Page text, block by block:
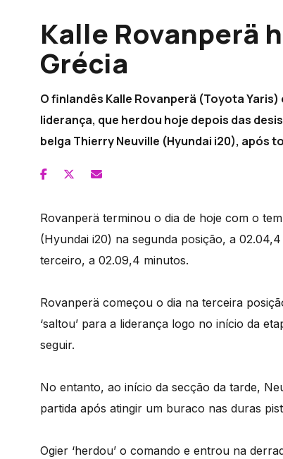
Kalle Rovanperä
Grécia
O finlandês Kalle Rovanperä (Toyota
liderança, que herdou hoje depois das
belga Thierry Neuville (Hyundai i20), após
Rovanperä terminou o dia de hoje com o
(Hyundai i20) na segunda posição, a
terceiro, a 02.09,4 minutos.
Rovanperä começou o dia na terceira
‘saltou’ para a liderança logo no início da
seguir.
No entanto, ao início da secção da tarde,
partida após atingir um buraco nas duras
Ogier ‘herdou’ o comando e entrou na